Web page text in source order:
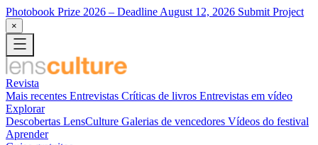
Photobook Prize 2026 – Deadline August 12, 2026 Submit Project
×
Revista
Mais recentes Entrevistas Críticas de livros Entrevistas em vídeo
Explorar
Descobertas LensCulture Galerias de vencedores Vídeos do festival
Aprender